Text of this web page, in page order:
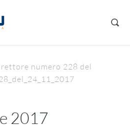
numero 228 del
2017